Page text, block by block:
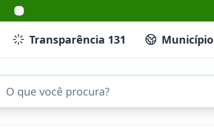
Transparência 131 Município